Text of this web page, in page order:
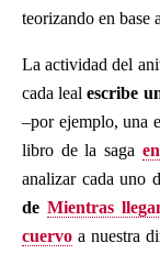
teorizando en base
La actividad del
cada lealescribe
–por ejemplo, una
libro de la saga
analizar cada uno
de Mientras
cuervo a nuestra